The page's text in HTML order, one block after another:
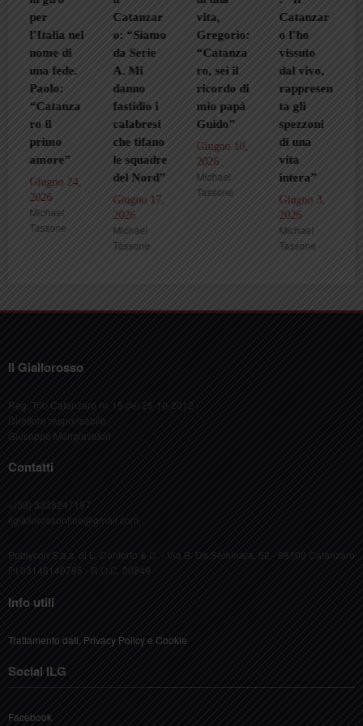
per
l’Italia nel
nome di
una fede.
Paolo:
“Catanza
ro il
primo
amore”
Giugno 24,
2026
Michael
Tassone
Catanzar
o: “Siamo
da Serie
A. Mi
danno
fastidio i
calabresi
che tifano
le squadre
del Nord”
Giugno 17,
2026
Michael
Tassone
vita,
Gregorio:
“Catanza
ro, sei il
ricordo di
mio papà
Guido”
Giugno 10,
2026
Michael
Tassone
Catanzar
o l’ho
vissuto
dal vivo,
rappresen
ta gli
spezzoni
di una
vita
intera”
Giugno 3,
2026
Michael
Tassone
Il Giallorosso
Reg. Trib Catanzaro nr. 15 del 25-10-2012
Direttore responsabile:
Giuseppe Mangiavalori
Contatti
+(39) 3338247197
ilgiallorossonline@gmail.com
Publycon S.a.s. di L. Conforto & C. - Via B. Da Seminara, 52 - 88100 Catanzaro
P.I.03148140795 - R.O.C. 20849
Info utili
Trattamento dati, Privacy Policy e Cookie
Social ILG
Facebook